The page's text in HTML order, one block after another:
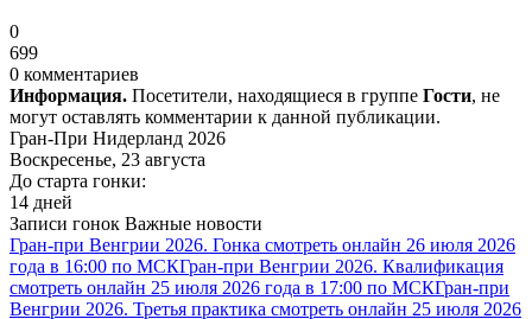
0
699
0 комментариев
Информация. Посетители, находящиеся в группе Гости, не
могут оставлять комментарии к данной публикации.
Гран-При Нидерланд 2026
Воскресенье, 23 августа
До старта гонки:
14 дней
Записи гонок Важные новости
Гран-при Венгрии 2026. Гонка смотреть онлайн 26 июля 2026
года в 16:00 по МСКГран-при Венгрии 2026. Квалификация
смотреть онлайн 25 июля 2026 года в 17:00 по МСКГран-при
Венгрии 2026. Третья практика смотреть онлайн 25 июля 2026